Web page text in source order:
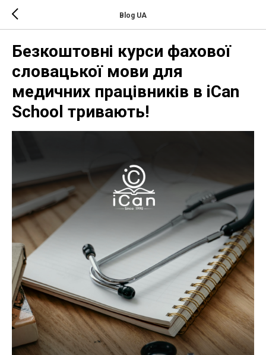
Blog UA
Безкоштовні курси фахової
словацької мови для
медичних працівників в iCan
School тривають!